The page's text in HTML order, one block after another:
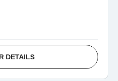
DETAILS